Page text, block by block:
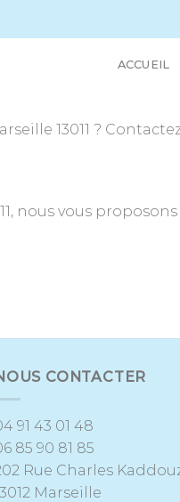
ACCUEIL
13011 ?
nous vous
CONTACTER
91 43 01 48
85 90 81 85
Rue Charles
Marseille